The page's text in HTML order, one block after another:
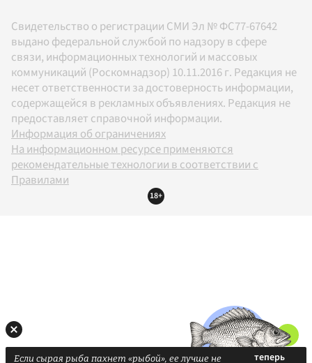
Свидетельство о регистрации СМИ Эл № ФС77-67642
выдано федеральной службой по надзору в сфере
связи, информационных технологий и массовых
коммуникаций (Роскомнадзор) 10.11.2016 г. Редакция не
несет ответственности за достоверность информации,
содержащейся в рекламных объявлениях. Редакция не
предоставляет справочной информации.
Информация об ограничениях
На информационном ресурсе применяются
рекомендательные технологии в соответствии с
Правилами
18+
Если сырая рыба пахнет «рыбой», ее лучше не